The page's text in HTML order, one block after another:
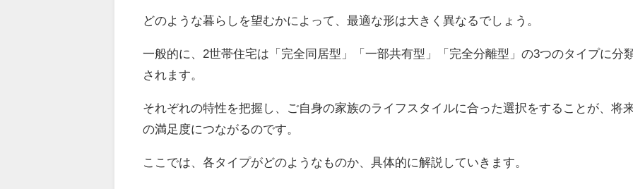
どのような暮らしを望むかによって、最適な形は大きく異なるでしょう。
一般的に、2世帯住宅は「完全同居型」「一部共有型」「完全分離型」の3つのタイプに分
されます。
それぞれの特性を把握し、ご自身の家族のライフスタイルに合った選択をすることが、将
の満足度につながるのです。
ここでは、各タイプがどのようなものか、具体的に解説していきます。